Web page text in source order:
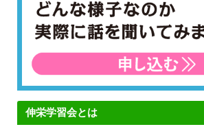
伸栄学習会とは